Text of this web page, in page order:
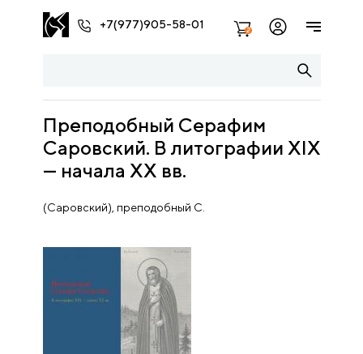
+7(977)905-58-01 2
Преподобный Серафим
Саровский. В литографии XIX
— начала XX вв.
(Саровский), преподобный С.